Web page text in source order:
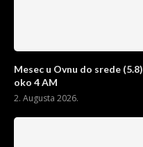
Mesec u Ovnu do srede (5.8)
oko 4 AM
2. Augusta 2026.